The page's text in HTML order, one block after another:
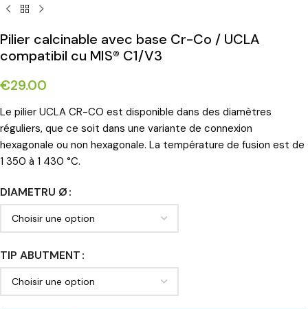
Pilier calcinable avec base Cr-Co / UCLA
compatibil cu MIS® C1/V3
€29.00
Le pilier UCLA CR-CO est disponible dans des diamètres
réguliers, que ce soit dans une variante de connexion
hexagonale ou non hexagonale. La température de fusion est de
1 350 à 1 430 °C.
DIAMETRU Ø
TIP ABUTMENT